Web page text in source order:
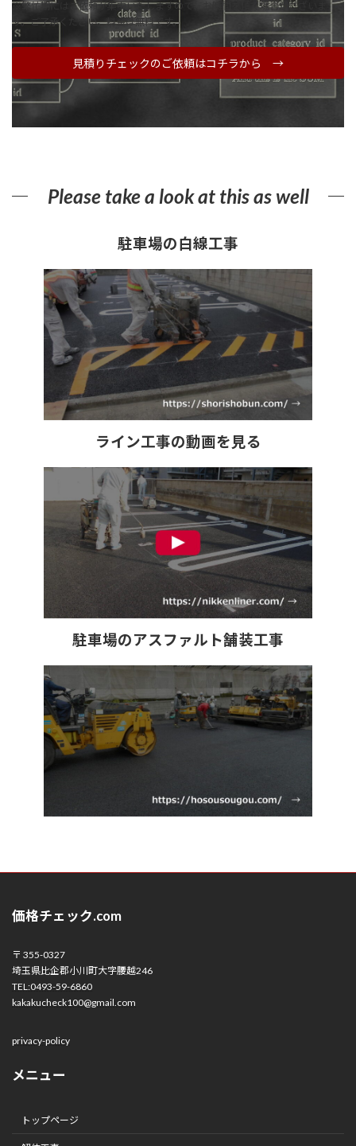
※繁忙期にはご依頼が集中いたしますので、お時間を頂く場合がございま
す。ご了承ください。料金は無料です。
見積りチェックのご依頼はコチラから →
Please take a look at this as well
駐車場の白線工事
ライン工事の動画を見る
駐車場のアスファルト舗装工事
価格チェック.com
〒 355-0327
埼玉県比企郡小川町大字腰越246
TEL:0493-59-6860
kakakucheck100@gmail.com
privacy-policy
メニュー
トップページ